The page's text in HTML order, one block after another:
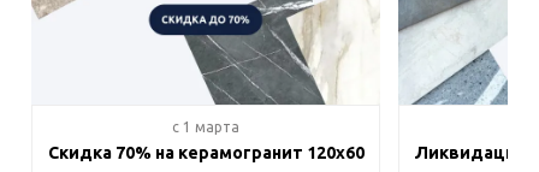
c 1 марта
Скидка 70% на керамогранит 120х60
Ликвидация